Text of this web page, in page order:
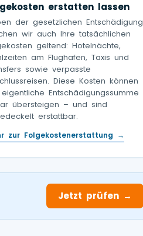
erstatten lassen
der gesetzlichen Entschädigung
wir auch Ihre tatsächlichen
geltend: Hotelnächte,
am Flughafen, Taxis und
sowie verpasste
Diese Kosten können
Entschädigungssumme
übersteigen – und sind
erstattbar.
zur Folgekostenerstattung →
Jetzt prüfen →